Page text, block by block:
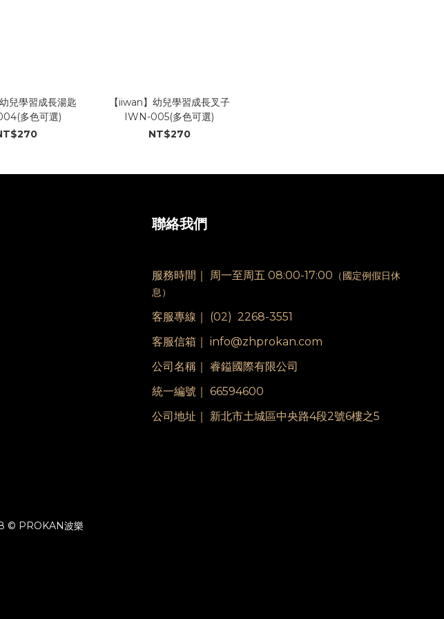
兒學習成長湯匙
多色可選)
【iiwan】幼兒學習成長叉子
IWN-005(多色可選)
NT$270
聯絡我們
服務時間｜ 周一至周五 08:00-17:00 （國定例假日休
息）
客服專線｜ (02) 2268-3551
客服信箱｜ info@zhprokan.com
公司名稱｜ 睿鎰國際有限公司
統一編號｜ 66594600
公司地址｜ 新北市土城區中央路4段2號6樓之5
© PROKAN波樂